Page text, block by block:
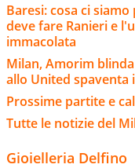
Baresi: cosa ci
deve fare Ranieri e
immacolata
Milan, Amorim
allo United spaventa
Prossime partite e
Tutte le notizie del
Gioielleria Delfino